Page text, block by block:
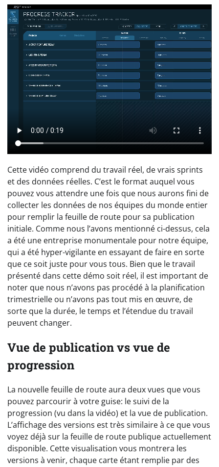
Cette vidéo comprend du travail réel, de vrais sprints
et des données réelles. C’est le format auquel vous
pouvez vous attendre une fois que nous aurons fini de
collecter les données de nos équipes du monde entier
pour remplir la feuille de route pour sa publication
initiale. Comme nous l’avons mentionné ci-dessus, cela
a été une entreprise monumentale pour notre équipe,
qui a été hyper-vigilante en essayant de faire en sorte
que ce soit juste pour vous tous. Bien que le travail
présenté dans cette démo soit réel, il est important de
noter que nous n’avons pas procédé à la planification
trimestrielle ou n’avons pas tout mis en œuvre, de
sorte que la durée, le temps et l’étendue du travail
peuvent changer.
Vue de publication vs vue de
progression
La nouvelle feuille de route aura deux vues que vous
pouvez parcourir à votre guise: le suivi de la
progression (vu dans la vidéo) et la vue de publication.
L’affichage des versions est très similaire à ce que vous
voyez déjà sur la feuille de route publique actuellement
disponible. Cette visualisation vous montrera les
versions à venir, chaque carte étant remplie par des